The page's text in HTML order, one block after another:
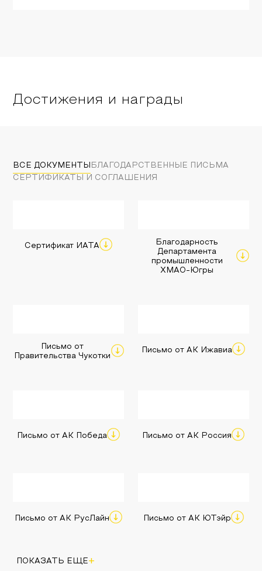
Достижения и награды
ВСЕ ДОКУМЕНТЫ БЛАГОДАРСТВЕННЫЕ ПИСЬМА
СЕРТИФИКАТЫ И СОГЛАШЕНИЯ
Сертификат ИАТА
Благодарность
Департамента
промышленности
ХМАО-Югры
Письмо от
Правительства Чукотки
Письмо от АК Ижавиа
Письмо от АК Победа Письмо от АК Россия
Письмо от АК РусЛайн Письмо от АК ЮТэйр
ПОКАЗАТЬ ЕЩЕ+